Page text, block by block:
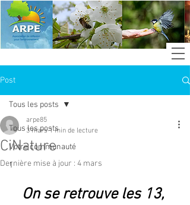
Post
Tous les posts
Votre communauté
1
Tous les posts
CiNature
arpe85
3 mars 1 min de lecture
Dernière mise à jour : 4 mars
On se retrouve les 13,